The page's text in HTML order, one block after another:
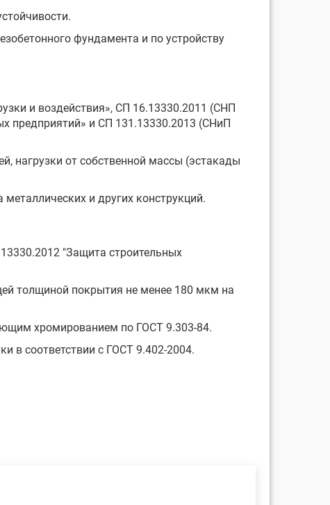
фундамента и по устройству
и воздействия», СП 16.13330.2011 (СНП
предприятий» и СП 131.13330.2013 (СНиП
нагрузки от собственной массы (эстакады
и других конструкций.
"Защита строительных
толщиной покрытия не менее 180 мкм на
хромированием по ГОСТ 9.303-84.
в соответствии с ГОСТ 9.402-2004.